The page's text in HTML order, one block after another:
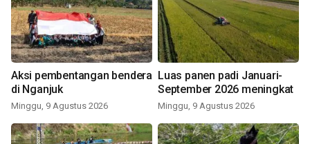
Aksi pembentangan bendera
di Nganjuk
Minggu, 9 Agustus 2026
Luas panen padi Januari-
September 2026 meningkat
Minggu, 9 Agustus 2026